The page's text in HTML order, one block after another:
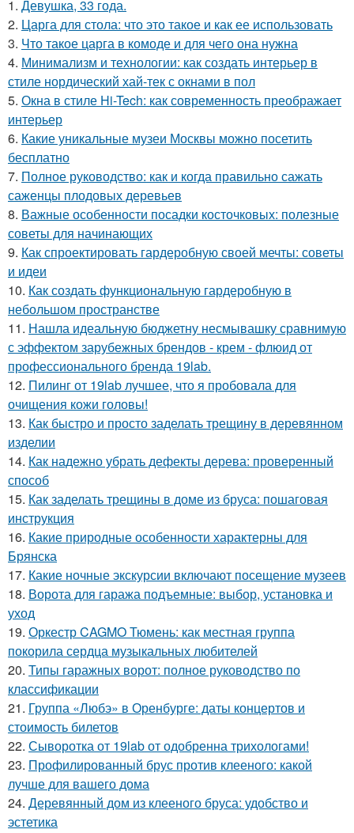
1. Девушка, 33 года.
2. Царга для стола: что это такое и как ее использовать
3. Что такое царга в комоде и для чего она нужна
4. Минимализм и технологии: как создать интерьер в
стиле нордический хай-тек с окнами в пол
5. Окна в стиле Hi-Tech: как современность преображает
интерьер
6. Какие уникальные музеи Москвы можно посетить
бесплатно
7. Полное руководство: как и когда правильно сажать
саженцы плодовых деревьев
8. Важные особенности посадки косточковых: полезные
советы для начинающих
9. Как спроектировать гардеробную своей мечты: советы
и идеи
10. Как создать функциональную гардеробную в
небольшом пространстве
11. Нашла идеальную бюджетну несмывашку сравнимую
с эффектом зарубежных брендов - крем - флюид от
профессионального бренда 19lab.
12. Пилинг от 19lab лучшее, что я пробовала для
очищения кожи головы!
13. Как быстро и просто заделать трещину в деревянном
изделии
14. Как надежно убрать дефекты дерева: проверенный
способ
15. Как заделать трещины в доме из бруса: пошаговая
инструкция
16. Какие природные особенности характерны для
Брянска
17. Какие ночные экскурсии включают посещение музеев
18. Ворота для гаража подъемные: выбор, установка и
уход
19. Оркестр CAGMO Тюмень: как местная группа
покорила сердца музыкальных любителей
20. Типы гаражных ворот: полное руководство по
классификации
21. Группа «Любэ» в Оренбурге: даты концертов и
стоимость билетов
22. Сыворотка от 19lab от одобренна трихологами!
23. Профилированный брус против клееного: какой
лучше для вашего дома
24. Деревянный дом из клееного бруса: удобство и
эстетика